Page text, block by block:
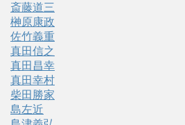
斎藤道三
榊原康政
佐竹義重
真田信之
真田昌幸
真田幸村
柴田勝家
島左近